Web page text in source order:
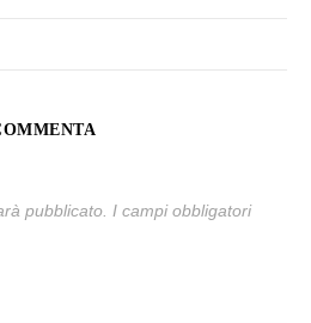
pubblicato. I campi obbligatori